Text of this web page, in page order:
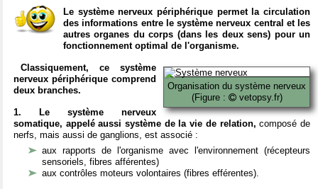
Le système nerveux périphérique permet la circulation
des informations entre le système nerveux central et les
autres organes du corps (dans les deux sens) pour un
fonctionnement optimal de l'organisme.
Organisation du système nerveux
(Figure :
vetopsy.fr)
Classiquement, ce système
nerveux périphérique comprend
deux branches.
1. Le système nerveux
somatique, appelé aussi système de la vie de relation, composé de
nerfs, mais aussi de ganglions, est associé :
aux rapports de l'organisme avec l'environnement (récepteurs
sensoriels, fibres afférentes)
aux contrôles moteurs volontaires (fibres efférentes).